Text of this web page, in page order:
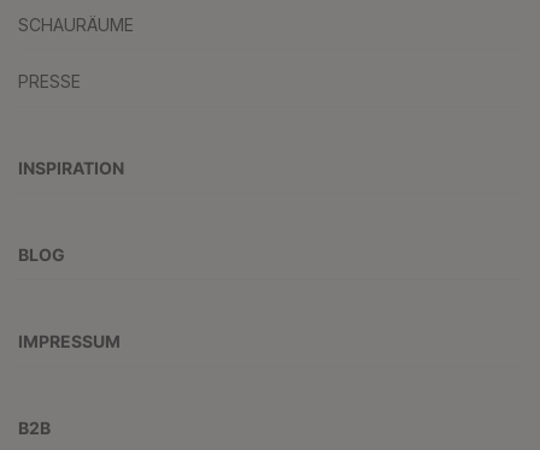
SCHAURÄUME
PRESSE
INSPIRATION
BLOG
IMPRESSUM
B2B